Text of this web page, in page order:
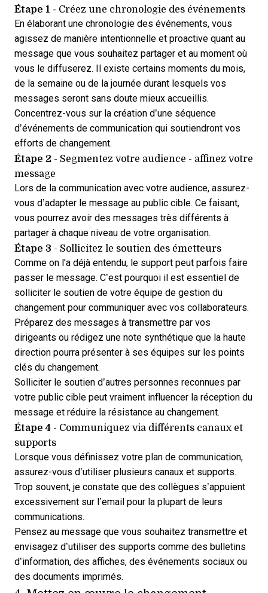
Étape 1 - Créez une chronologie des événements
En élaborant une chronologie des événements, vous
agissez de manière intentionnelle et proactive quant au
message que vous souhaitez partager et au moment où
vous le diffuserez. Il existe certains moments du mois,
de la semaine ou de la journée durant lesquels vos
messages seront sans doute mieux accueillis.
Concentrez-vous sur la création d’une séquence
d’événements de communication qui soutiendront vos
efforts de changement.
Étape 2 - Segmentez votre audience - affinez votre
message
Lors de la communication avec votre audience, assurez-
vous d’adapter le message au public cible. Ce faisant,
vous pourrez avoir des messages très différents à
partager à chaque niveau de votre organisation.
Étape 3 - Sollicitez le soutien des émetteurs
Comme on l'a déjà entendu, le support peut parfois faire
passer le message. C’est pourquoi il est essentiel de
solliciter le soutien de votre équipe de gestion du
changement pour communiquer avec vos collaborateurs.
Préparez des messages à transmettre par vos
dirigeants ou rédigez une note synthétique que la haute
direction pourra présenter à ses équipes sur les points
clés du changement.
Solliciter le soutien d’autres personnes reconnues par
votre public cible peut vraiment influencer la réception du
message et réduire la résistance au changement.
Étape 4 - Communiquez via différents canaux et
supports
Lorsque vous définissez votre plan de communication,
assurez-vous d’utiliser plusieurs canaux et supports.
Trop souvent, je constate que des collègues s’appuient
excessivement sur l’email pour la plupart de leurs
communications.
Pensez au message que vous souhaitez transmettre et
envisagez d’utiliser des supports comme des bulletins
d’information, des affiches, des événements sociaux ou
des documents imprimés.